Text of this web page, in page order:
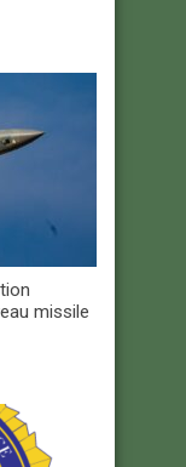
missile